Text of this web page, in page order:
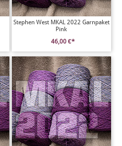
Stephen West MKAL 2022 Garnpaket
Pink
46,00 €*